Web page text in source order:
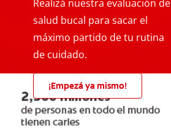
Realizá nuestra evaluación de
salud bucal para sacar el
máximo partido de tu rutina
de cuidado.
¡Empezá ya mismo!